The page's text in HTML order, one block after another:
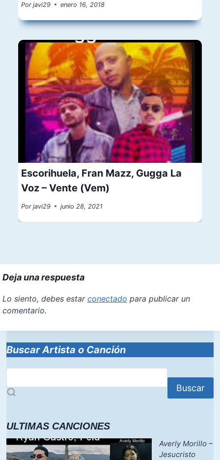
Por javi29 enero 16, 2018
Escorihuela, Fran Mazz, Gugga La
Voz – Vente (Vem)
Por javi29 junio 28, 2021
Deja una respuesta
Lo siento, debes estar conectado para publicar un
comentario.
Buscar Artista o Canción
Buscar
ULTIMAS CANCIONES
Averly Morillo –
Jesucristo